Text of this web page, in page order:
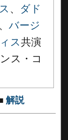
、 ダド
、 バージ
ス共演
ス・コ
解説